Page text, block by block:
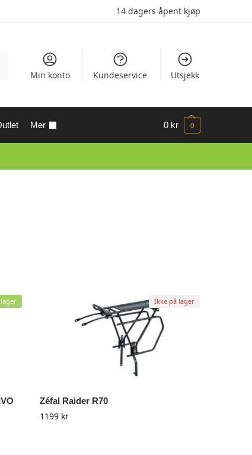
14 dagers åpent kjøp
Min konto Kundeservice Utsjekk
Mer 0 kr 0
lager
Zéfal Raider R70
1199 kr
Ikke på lager